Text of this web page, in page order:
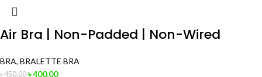
Air Bra | Non-Padded | Non-Wired
BRA, BRALETTE BRA
৳450.00 ৳400.00